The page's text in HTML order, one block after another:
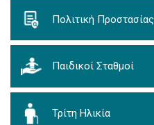
Πολιτική
Παιδικοί Σταθμοί
Τρίτη Ηλικία